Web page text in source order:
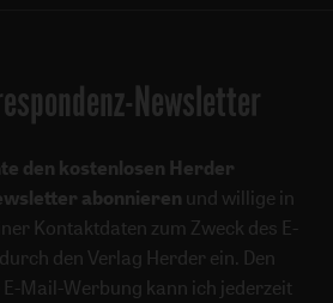
Newsletter
den kostenlosen Herder
abonnieren und willige in
Kontaktdaten zum Zweck des E-
den Verlag Herder ein. Den
Mail-Werbung kann ich jederzeit